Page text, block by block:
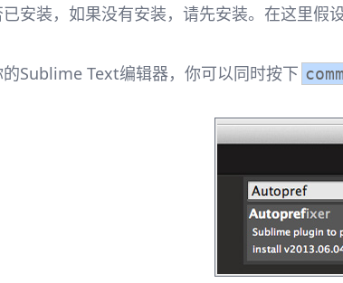
安装，如果没有安装，请先安装。在这里假
Sublime Text编辑器，你可以同时按下